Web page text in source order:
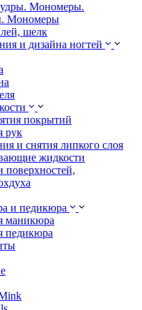
Мономеры.
Мономеры
шелк
и дизайна ногтей
покрытий
рук
и снятия липкого слоя
жидкости
поверхностей,
и педикюра
маникюра
педикюра